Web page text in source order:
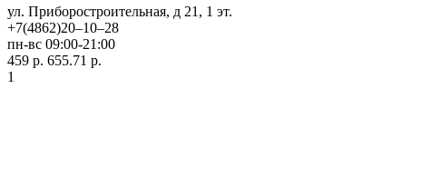
ул. Приборостроительная, д 21, 1 эт.
+7(4862)20‒10‒28
пн-вс 09:00-21:00
459 р. 655.71 р.
1